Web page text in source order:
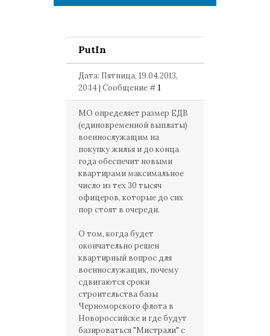
PutIn
Дата: Пятница, 19.04.2013,
20:14 | Сообщение #1
МО определяет размер ЕДВ
(единовременной выплаты)
военнослужащим на
покупку жилья и до конца
года обеспечит новыми
квартирами максимальное
число из тех 30 тысяч
офицеров, которые до сих
пор стоят в очереди.
О том, когда будет
окончательно решен
квартирный вопрос для
военнослужащих, почему
сдвигаются сроки
строительства базы
Черноморского флота в
Новороссийске и где будут
базироваться "Мистрали" с